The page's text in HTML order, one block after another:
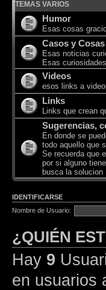
TEMAS VARIOS
Humor
Esas cosas
Casos y
Esas noticias
Esas
Videos
esos links a
Links
Links que crean
Sugerencias,
En donde se
todo aquello que
Se recuerda que
por si alguno
busca la solucion
IDENTIFICARSE
Nombre de Usuario:
¿QUIÉN
Hay 9
en usuarios